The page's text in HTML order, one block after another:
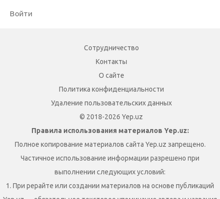
Войти
Сотрудничество
Контакты
О сайте
Политика конфиденциальности
Удаление пользовательских данных
© 2018-2026 Yep.uz
Правила использования материалов Yep.uz:
Полное копирование материалов сайта Yep.uz запрещено.
Частичное использование информации разрешено при
выполнении следующих условий:
1. При рерайте или создании материалов на основе публикаций